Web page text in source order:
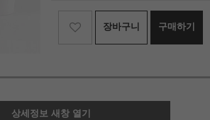
장바구니 구매하기
상세정보 새창 열기